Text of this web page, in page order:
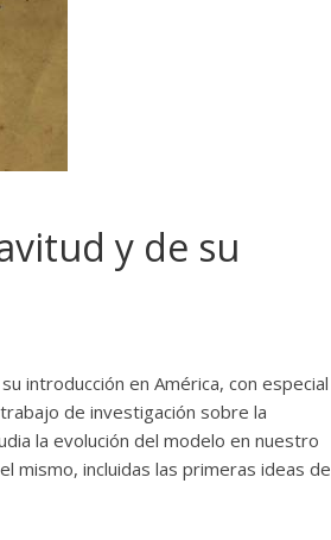
y de su
introducción en América, con especial
de investigación sobre la
la evolución del modelo en nuestro
mismo, incluidas las primeras ideas de